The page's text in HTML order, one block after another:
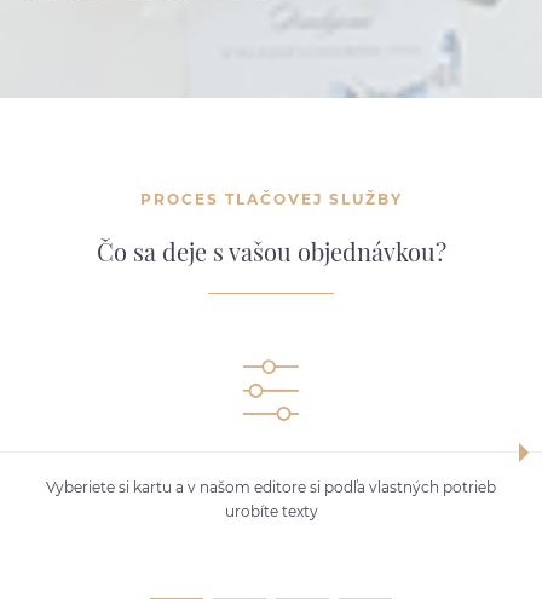
PROCES TLAČOVEJ SLUŽBY
Čo sa deje s vašou objednávkou?
Vyberiete si kartu a v našom editore si podľa vlastných potrieb
urobíte texty